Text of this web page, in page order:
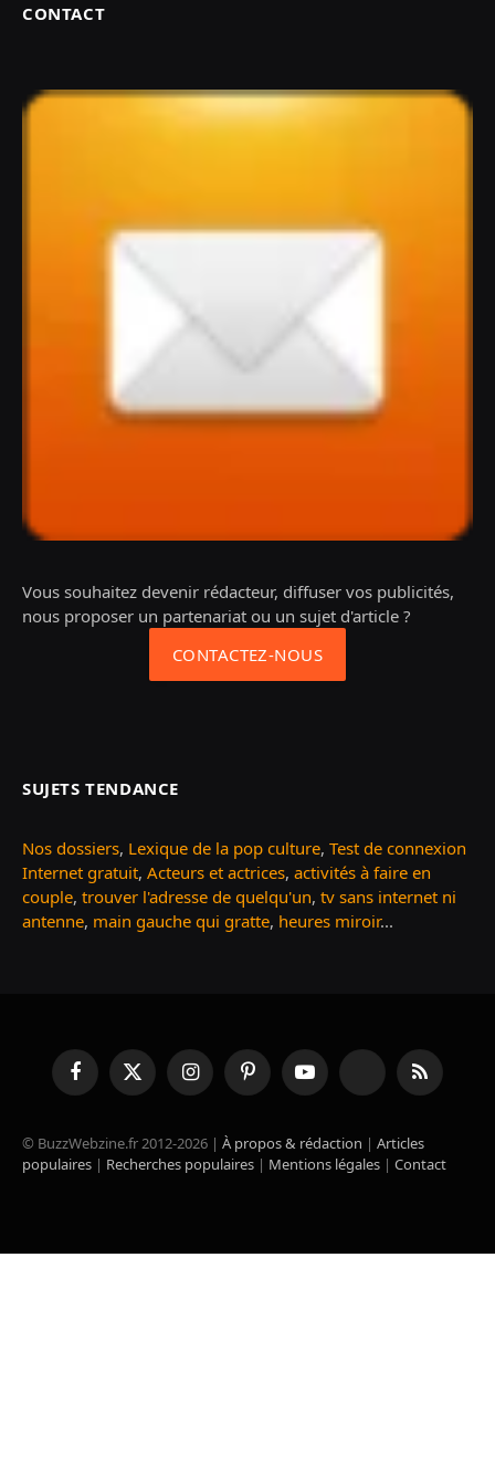
CONTACT
Vous souhaitez devenir rédacteur, diffuser vos publicités,
nous proposer un partenariat ou un sujet d'article ?
CONTACTEZ-NOUS
SUJETS TENDANCE
Nos dossiers, Lexique de la pop culture, Test de connexion
Internet gratuit, Acteurs et actrices, activités à faire en
couple, trouver l'adresse de quelqu'un, tv sans internet ni
antenne, main gauche qui gratte, heures miroir...
FacebookX
(Twitter)
InstagramPinterestYouTube TikTok RSS
© BuzzWebzine.fr 2012-2026 | À propos & rédaction | Articles
populaires | Recherches populaires | Mentions légales | Contact